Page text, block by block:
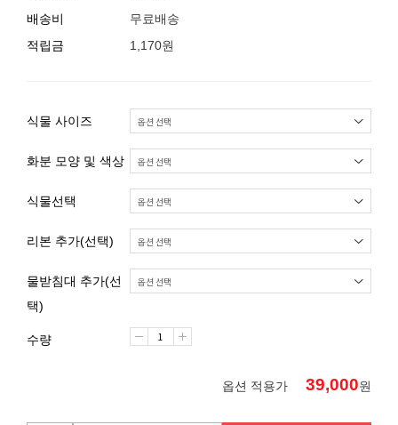
배송비
무료배송
적립금
1,170원
식물 사이즈
화분 모양 및 색상
식물선택
리본 추가(선택)
물받침대 추가(선
택)
수량
옵션 적용가 39,000원